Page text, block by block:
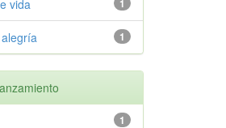
1
vida
1
1